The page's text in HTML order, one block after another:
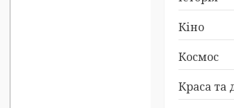
Кіно
Космос
Краса та